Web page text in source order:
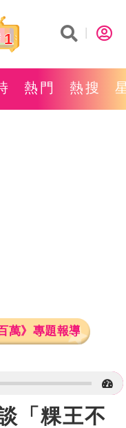
1
熱門 熱搜
萬》專題報導
「粿王不